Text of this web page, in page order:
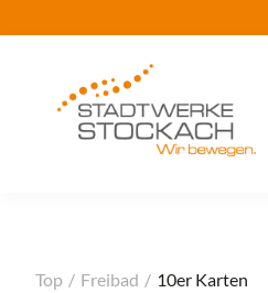
Top / Freibad / 10er Karten